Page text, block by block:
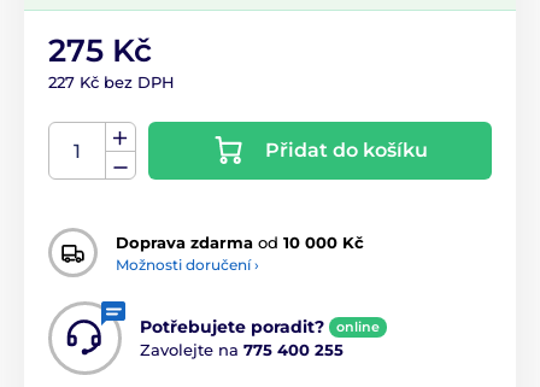
275 Kč
227 Kč bez DPH
Přidat do košíku
Doprava zdarma od 10 000 Kč
Možnosti doručení ›
Potřebujete poradit? online
Zavolejte na 775 400 255